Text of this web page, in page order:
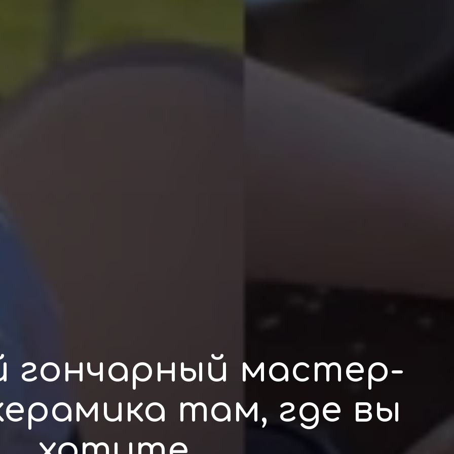
гончарный мастер-
там, где вы